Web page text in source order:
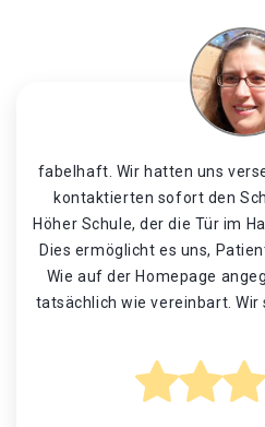
fabelhaft. Wir hatten uns
kontaktierten sofort den
Höher Schule, der die Tür im
Dies ermöglicht es uns,
Wie auf der Homepage
tatsächlich wie vereinbart. Wir